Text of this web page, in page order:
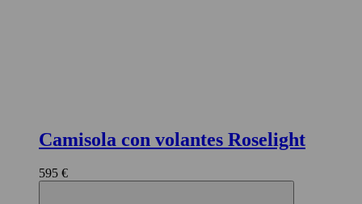
Camisola con volantes Roselight
595 €